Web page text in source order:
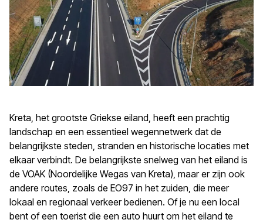
Kreta, het grootste Griekse eiland, heeft een prachtig
landschap en een essentieel wegennetwerk dat de
belangrijkste steden, stranden en historische locaties met
elkaar verbindt. De belangrijkste snelweg van het eiland is
de VOAK (Noordelijke Wegas van Kreta), maar er zijn ook
andere routes, zoals de EO97 in het zuiden, die meer
lokaal en regionaal verkeer bedienen. Of je nu een local
bent of een toerist die een auto huurt om het eiland te